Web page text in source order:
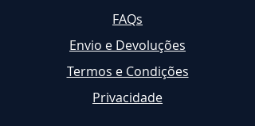
FAQs
Envio e Devoluções
Termos e Condições
Privacidade